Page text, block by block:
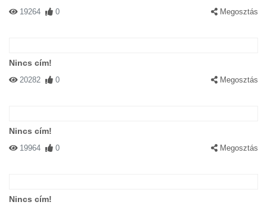
19264 0 Megosztás
Nincs cím!
20282 0 Megosztás
Nincs cím!
19964 0 Megosztás
Nincs cím!